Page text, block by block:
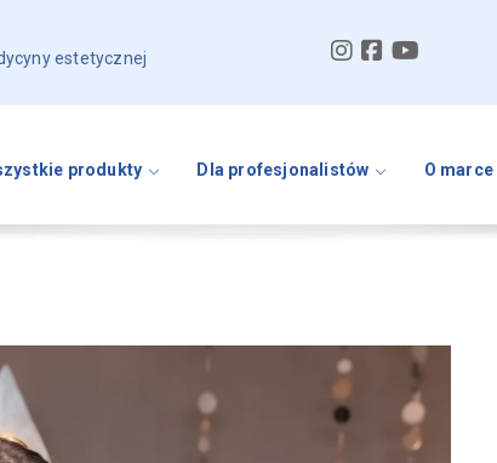
estetycznej
produkty Dla profesjonalistów O marce